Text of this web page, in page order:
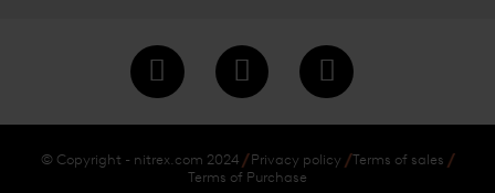
© Copyright - nitrex.com 2024 Privacy policy
Terms of sales
Terms of Purchase